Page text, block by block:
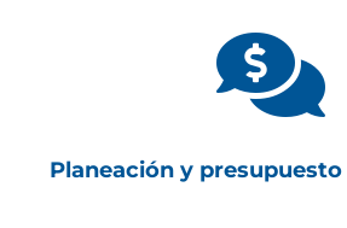

Planeación y